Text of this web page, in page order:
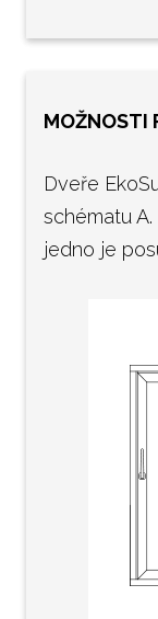
MOŽNOSTI
Dveře
schématu
jedno je